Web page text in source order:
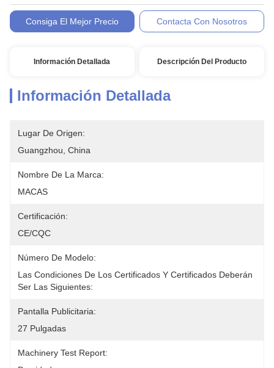
Condiciones De
Pago:Consiga El Mejor Precio Contacta Con Nosotros
Información Detallada Descripción Del Producto
Información Detallada
Lugar De Origen:
Guangzhou, China
Nombre De La Marca:
MACAS
Certificación:
CE/CQC
Número De Modelo:
Las Condiciones De Los Certificados Y Certificados Deberán
Ser Las Siguientes:
Pantalla Publicitaria:
27 Pulgadas
Machinery Test Report: